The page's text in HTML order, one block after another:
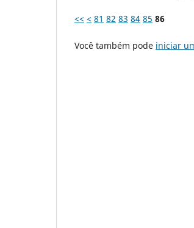
<< < 81 82 83 84 85 86
Você também pode iniciar